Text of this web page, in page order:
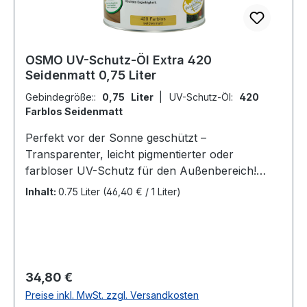
OSMO UV-Schutz-Öl Extra 420
Seidenmatt 0,75 Liter
Gebindegröße:: 0,75 Liter UV-Schutz-Öl: 420
Farblos Seidenmatt
Perfekt vor der Sonne geschützt –
Transparenter, leicht pigmentierter oder
farbloser UV-Schutz für den Außenbereich!
Hauptmerkmale Typ: Farbloser/transparenter
und SchwindenWasserabweisendReißt, blättert
und schuppt nicht abRenovierungsfreundlich:
Inhalt: 0.75 Liter (46,40 € / 1 Liter)
Regulärer Preis:
34,80 €
Preise inkl. MwSt. zzgl. Versandkosten